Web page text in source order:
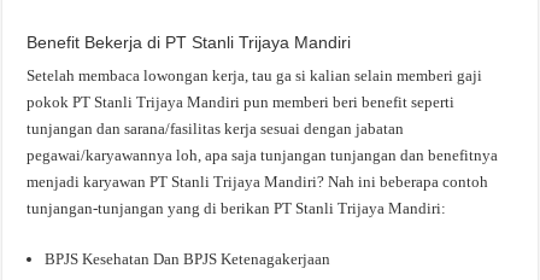
Benefit Bekerja di PT Stanli Trijaya Mandiri
Setelah membaca lowongan kerja, tau ga si kalian selain memberi gaji
pokok PT Stanli Trijaya Mandiri pun memberi beri benefit seperti
tunjangan dan sarana/fasilitas kerja sesuai dengan jabatan
pegawai/karyawannya loh, apa saja tunjangan tunjangan dan benefitnya
menjadi karyawan PT Stanli Trijaya Mandiri? Nah ini beberapa contoh
tunjangan-tunjangan yang di berikan PT Stanli Trijaya Mandiri:
BPJS Kesehatan Dan BPJS Ketenagakerjaan